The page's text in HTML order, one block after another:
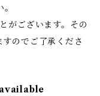
がございます。その
のでご了承くださ